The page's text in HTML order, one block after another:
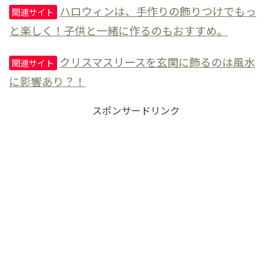
関連サイト ハロウィンは、手作りの飾りつけでもっ
と楽しく！子供と一緒に作るのもおすすめ。
関連サイト
クリスマスリースを玄関に飾るのは風水
に影響あり？！
スポンサードリンク